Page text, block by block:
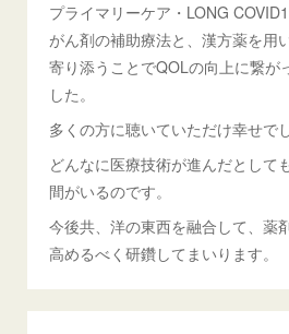
プライマリーケア・LONG
がん剤の補助療法と、漢方薬を用
寄り添うことでQOLの向上に繋が
した。
多くの方に聴いていただけ幸せでし
どんなに医療技術が進んだとして
間がいるのです。
今後共、洋の東西を融合して、薬
高めるべく研鑽してまいります。